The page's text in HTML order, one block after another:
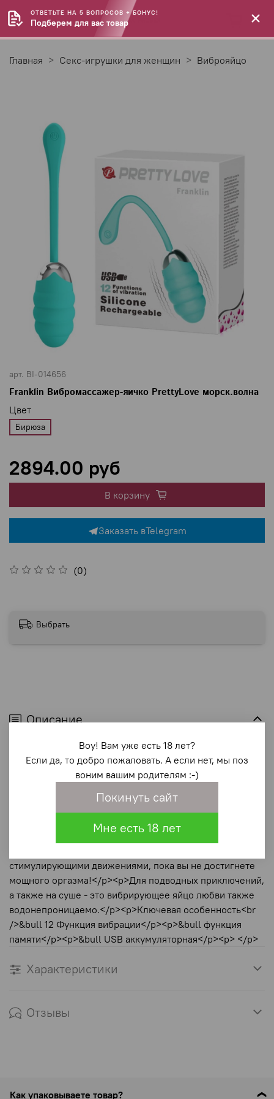
Главная Секс-игрушки для женщин Виброяйцо
арт. BI-014656
Franklin Вибромассажер-яичко PrettyLove морск.волна
(0)
Цвет
Бирюза
2894.00 руб
В корзину
Заказать вTelegram
Выбрать
Описание
<p>Виброяйцо с рельефным
дизайном <strong>PrettyLove Franklin</strong>,
изготовленное из силикона, приятного для тела, с 12
различными функциями вибрации, идеально подходит
для одиноких острых ощущений и игры в паре.</p>
<p>Передайте его своему партнеру, и пусть он
определит, какой из 12 параметров вибрации вы
стимулирующими движениями, пока вы не достигнете
мощного оргазма!</p><p>Для подводных приключений,
а также на суше - это вибрирующее яйцо любви также
водонепроницаемо.</p><p>Ключевая особенность<br
/>&bull 12 Функция вибрации</p><p>&bull функция
памяти</p><p>&bull USB аккумуляторная</p><p> </p>
Характеристики
Отзывы
Как упаковываете товар?
Воу! Вам уже есть 18 лет?
Если да, то добро пожаловать. А если нет, мы поз
воним вашим родителям :-)
Покинуть сайт
Мне есть 18 лет
ОТВЕТЬТЕ НА 5 ВОПРОСОВ + БОНУС!
Подберем для вас товар